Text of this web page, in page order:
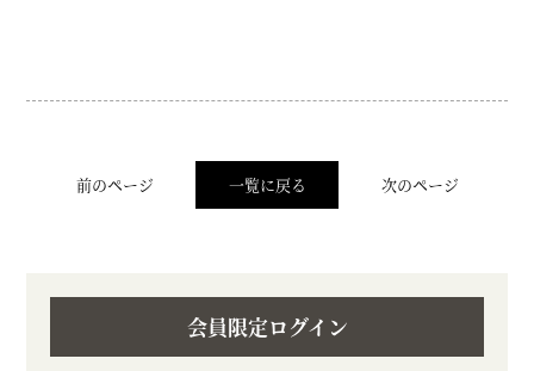
前のページ 一覧に戻る 次のページ
会員限定ログイン